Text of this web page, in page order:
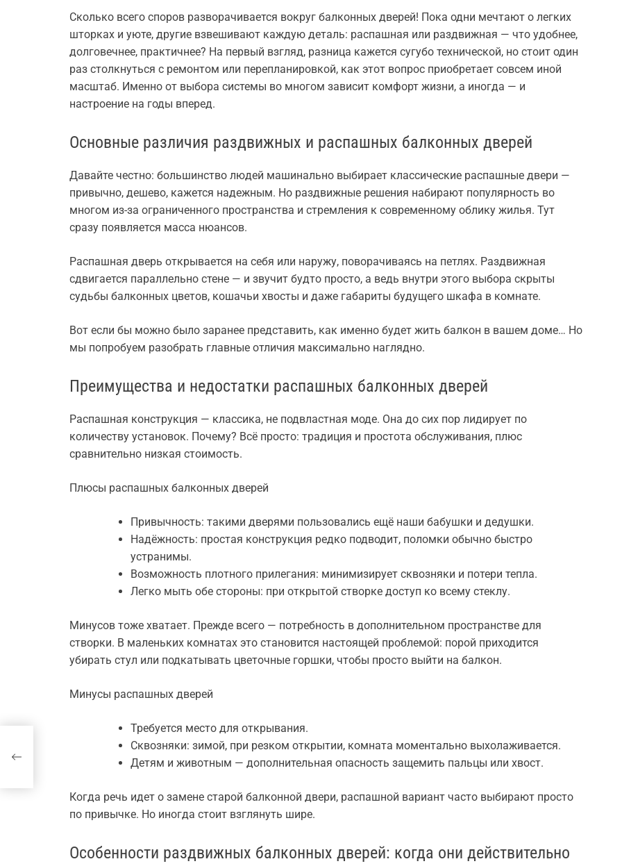
Сколько всего споров разворачивается вокруг балконных дверей! Пока одни мечтают о легких
шторках и уюте, другие взвешивают каждую деталь: распашная или раздвижная — что удобнее,
долговечнее, практичнее? На первый взгляд, разница кажется сугубо технической, но стоит один
раз столкнуться с ремонтом или перепланировкой, как этот вопрос приобретает совсем иной
масштаб. Именно от выбора системы во многом зависит комфорт жизни, а иногда — и
настроение на годы вперед.
Основные различия раздвижных и распашных балконных дверей
Давайте честно: большинство людей машинально выбирает классические распашные двери —
привычно, дешево, кажется надежным. Но раздвижные решения набирают популярность во
многом из-за ограниченного пространства и стремления к современному облику жилья. Тут
сразу появляется масса нюансов.
Распашная дверь открывается на себя или наружу, поворачиваясь на петлях. Раздвижная
сдвигается параллельно стене — и звучит будто просто, а ведь внутри этого выбора скрыты
судьбы балконных цветов, кошачьи хвосты и даже габариты будущего шкафа в комнате.
Вот если бы можно было заранее представить, как именно будет жить балкон в вашем доме… Но
мы попробуем разобрать главные отличия максимально наглядно.
Преимущества и недостатки распашных балконных дверей
Распашная конструкция — классика, не подвластная моде. Она до сих пор лидирует по
количеству установок. Почему? Всё просто: традиция и простота обслуживания, плюс
сравнительно низкая стоимость.
Плюсы распашных балконных дверей
Привычность: такими дверями пользовались ещё наши бабушки и дедушки.
Надёжность: простая конструкция редко подводит, поломки обычно быстро
устранимы.
Возможность плотного прилегания: минимизирует сквозняки и потери тепла.
Легко мыть обе стороны: при открытой створке доступ ко всему стеклу.
Минусов тоже хватает. Прежде всего — потребность в дополнительном пространстве для
створки. В маленьких комнатах это становится настоящей проблемой: порой приходится
убирать стул или подкатывать цветочные горшки, чтобы просто выйти на балкон.
Минусы распашных дверей
Требуется место для открывания.
Сквозняки: зимой, при резком открытии, комната моментально выхолаживается.
Детям и животным — дополнительная опасность защемить пальцы или хвост.
Когда речь идет о замене старой балконной двери, распашной вариант часто выбирают просто
по привычке. Но иногда стоит взглянуть шире.
Особенности раздвижных балконных дверей: когда они действительно